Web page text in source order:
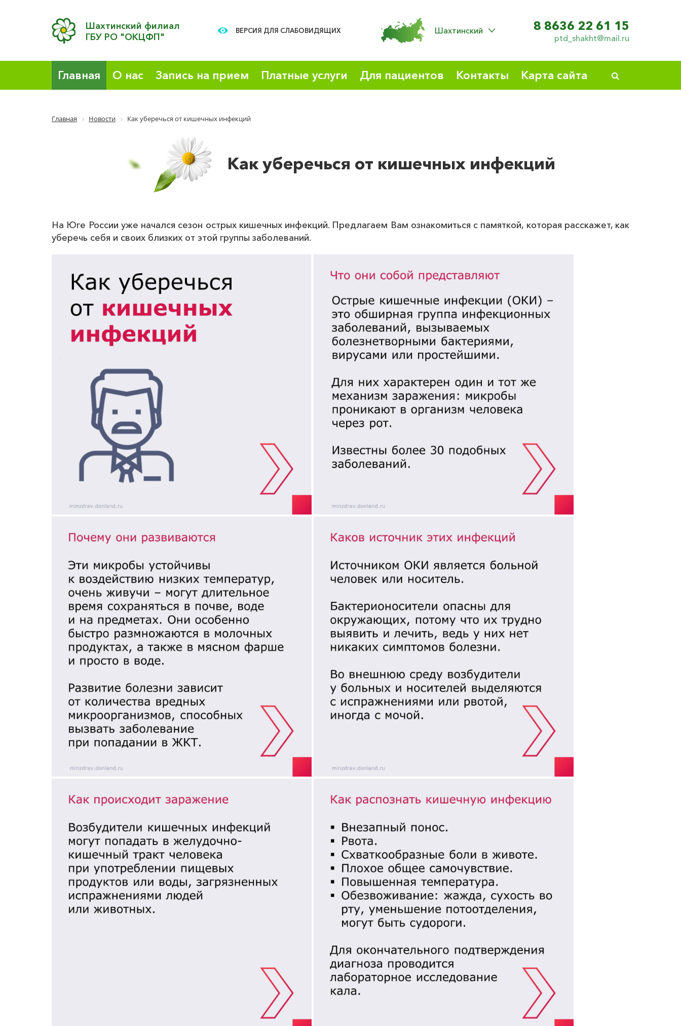
Шахтинский филиал
ГБУ РО "ОКЦФП"
ВЕРСИЯ ДЛЯ СЛАБОВИДЯЩИХ Шахтинский 8 8636 22 61 15
ptd_shakht@mail.ru
Главная О нас Запись на прием Платные услуги Для пациентов Контакты Карта сайта
Главная Новости Как уберечься от кишечных инфекций
Как уберечься от кишечных инфекций
На Юге России уже начался сезон острых кишечных инфекций. Предлагаем Вам ознакомиться с памяткой, которая расскажет, как
уберечь себя и своих близких от этой группы заболеваний.